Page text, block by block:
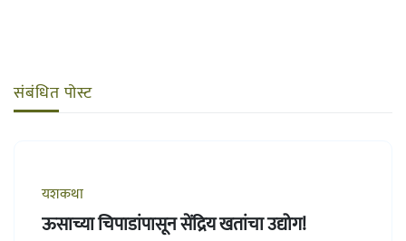
संबंधित पोस्ट
यशकथा
ऊसाच्या चिपाडांपासून सेंद्रिय खतांचा उद्योग!